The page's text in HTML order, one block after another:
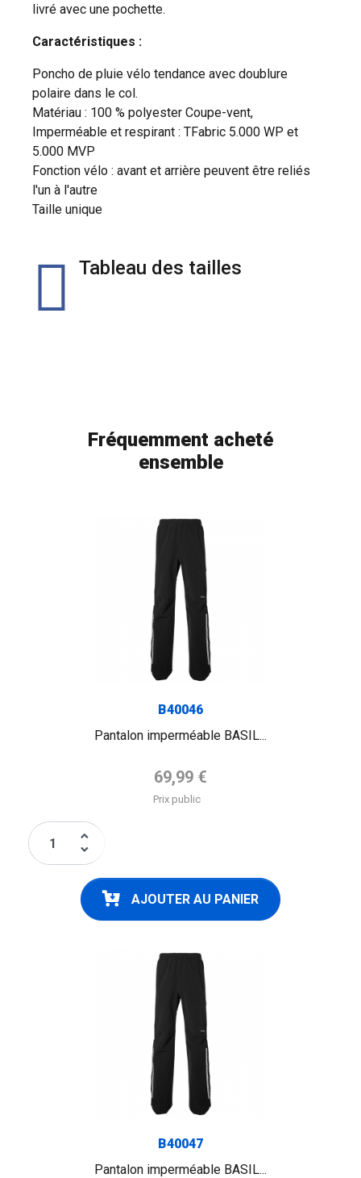
livré avec une pochette.
Caractéristiques :
Poncho de pluie vélo tendance avec doublure
polaire dans le col.
Matériau : 100 % polyester Coupe-vent,
Imperméable et respirant : TFabric 5.000 WP et
5.000 MVP
Fonction vélo : avant et arrière peuvent être reliés
l'un à l'autre
Taille unique
Tableau des tailles
Fréquemment acheté
ensemble
B40046
Pantalon imperméable BASIL...
Prix de base
69,99 €
Prix public
keyboard_arrow_up
keyboard_arrow_down
AJOUTER AU PANIER
B40047
Pantalon imperméable BASIL...